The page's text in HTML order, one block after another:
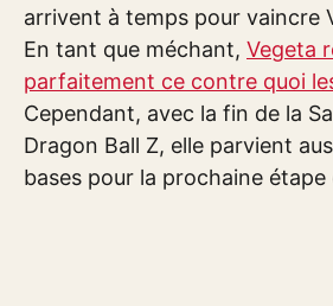
arrivent à temps pour vaincre
En tant que méchant, Vegeta
parfaitement ce contre quoi
Cependant, avec la fin de la
Dragon Ball Z, elle parvient
bases pour la prochaine étape